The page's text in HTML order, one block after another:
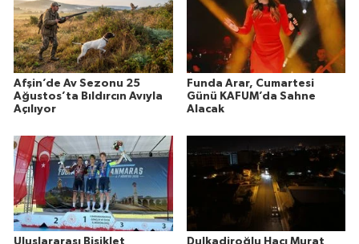
Afşin’de Av Sezonu 25
Ağustos’ta Bıldırcın Avıyla
Açılıyor
Funda Arar, Cumartesi
Günü KAFUM’da Sahne
Alacak
Uluslararası Bisiklet
Dulkadiroğlu Hacı Murat